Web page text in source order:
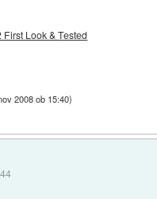
Look & Tested
2008 ob 15:40)